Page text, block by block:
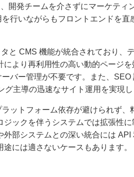
開発チームを介さずにマーケティ
行いながらもフロントエンドを直
と CMS 機能が統合されており、
より再利用性の高い動的ページ
バー管理が不要です。また、
主導の迅速なサイト運用を実現し
ットフォーム依存が避けられず、
ックを伴うシステムでは拡張性
部システムとの深い統合には
には適さないケースもあります。